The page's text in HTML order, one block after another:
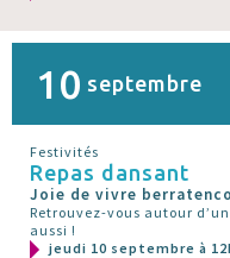
10 septembre
Festivités
Repas dansant
Joie de vivre berratenco
Retrouvez-vous autour
aussi !
jeudi 10 septembre à